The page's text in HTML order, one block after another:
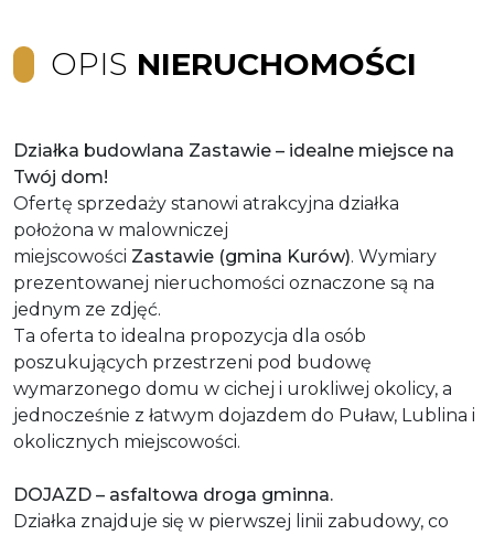
OPIS NIERUCHOMOŚCI
Działka budowlana Zastawie – idealne miejsce na
Twój dom!
Ofertę sprzedaży stanowi atrakcyjna działka
położona w malowniczej
miejscowości Zastawie (gmina Kurów). Wymiary
prezentowanej nieruchomości oznaczone są na
jednym ze zdjęć.
Ta oferta to idealna propozycja dla osób
poszukujących przestrzeni pod budowę
wymarzonego domu w cichej i urokliwej okolicy, a
jednocześnie z łatwym dojazdem do Puław, Lublina i
okolicznych miejscowości.
DOJAZD – asfaltowa droga gminna.
Działka znajduje się w pierwszej linii zabudowy, co